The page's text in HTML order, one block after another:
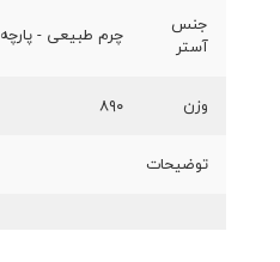
جنس
آستر
چرم طبیعی - پارچه
وزن ۸۹۰
توضیحات